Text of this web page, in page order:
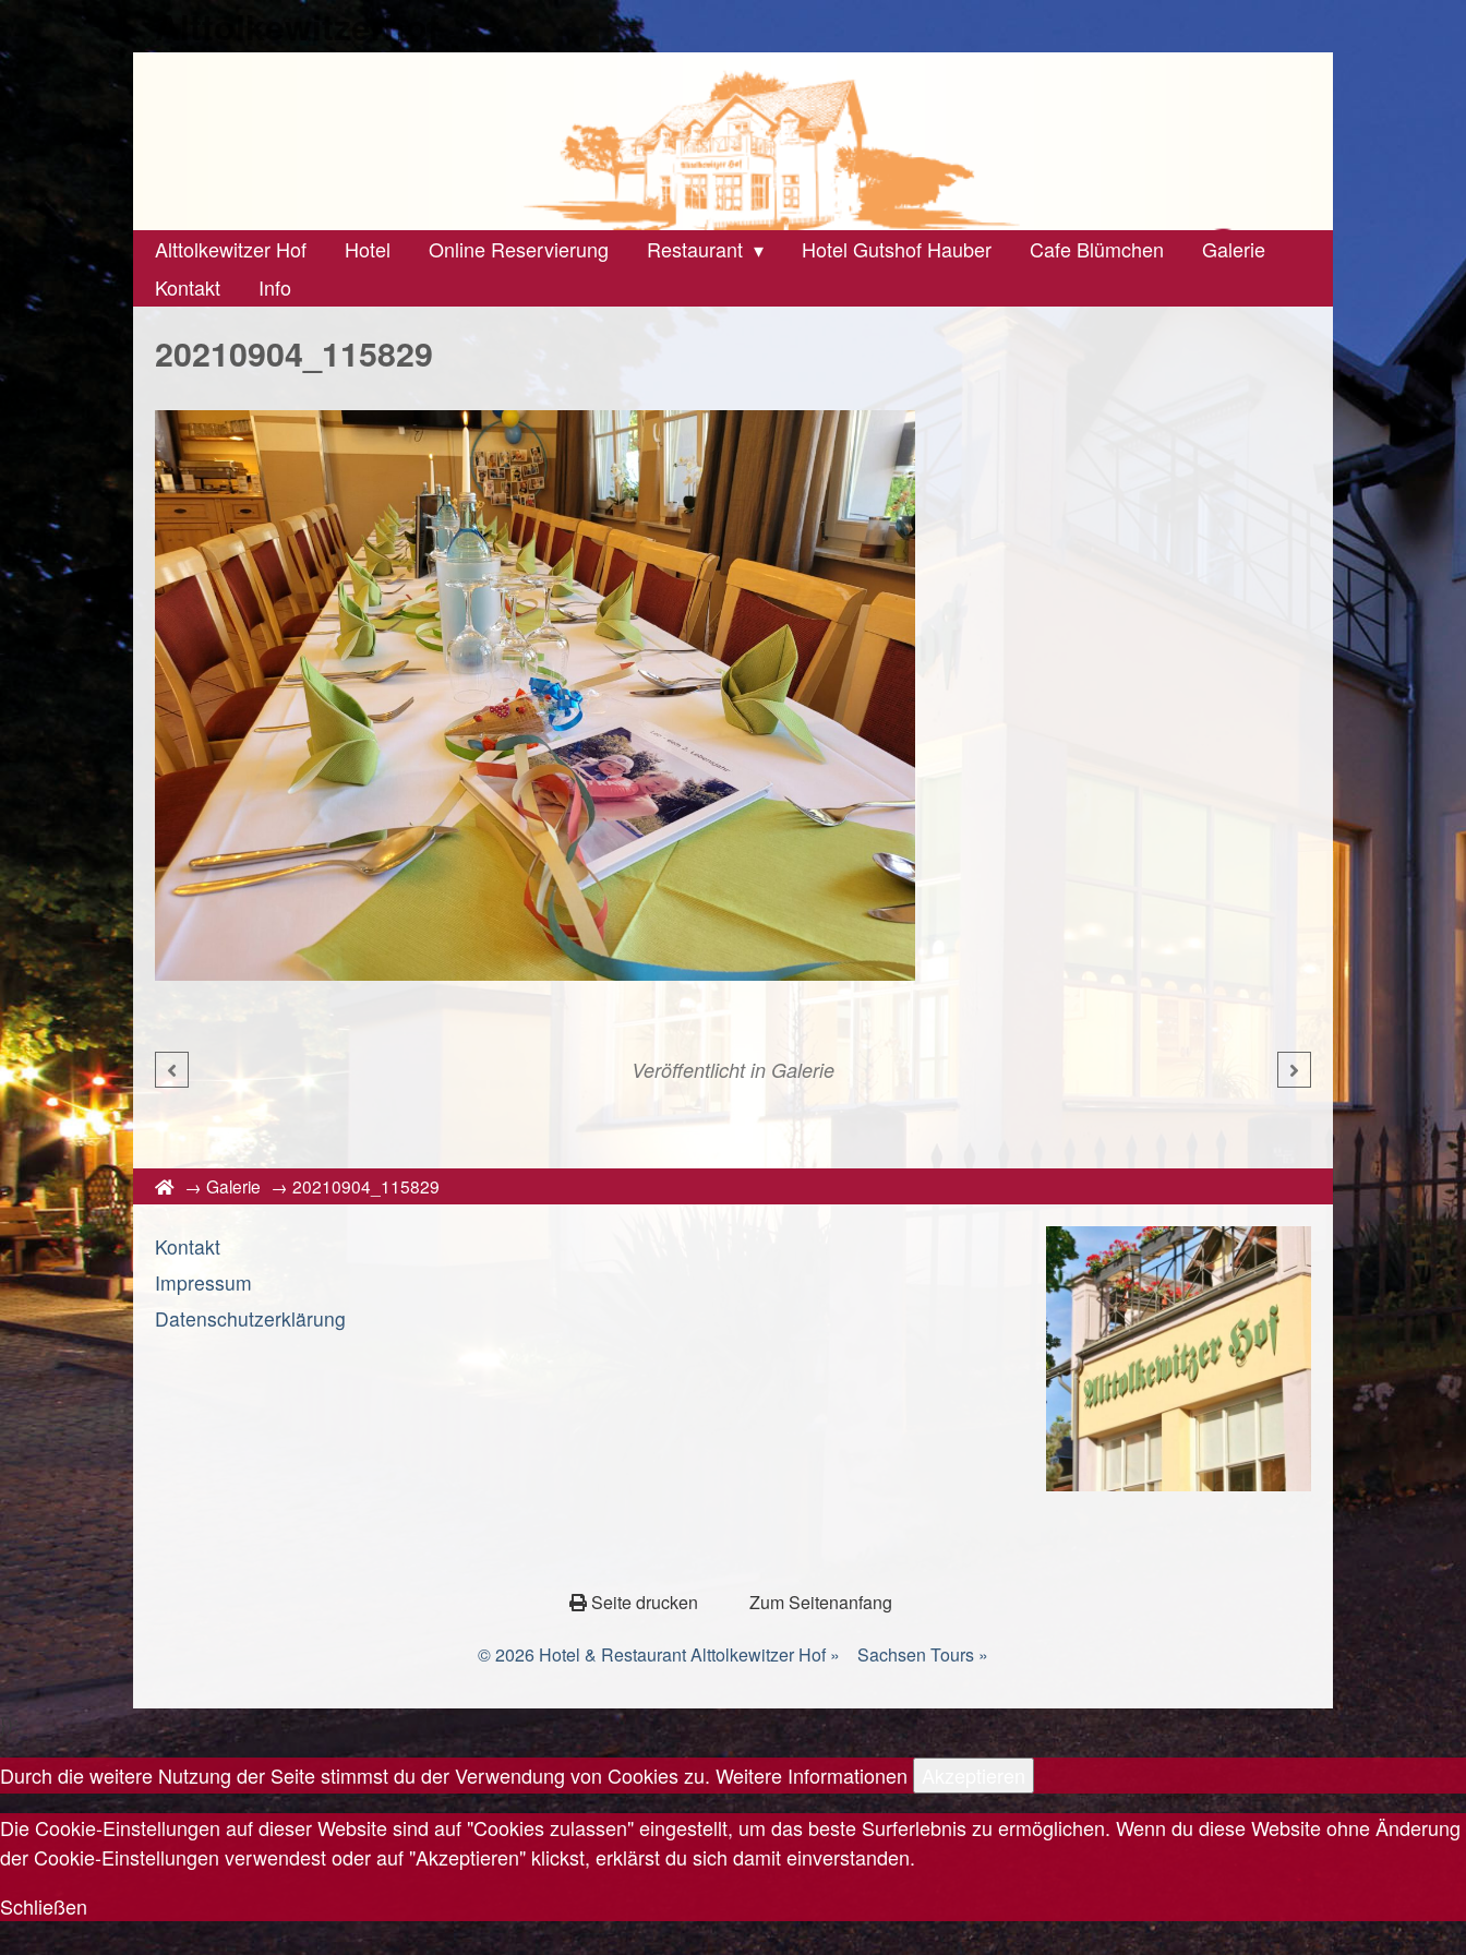
Alttolkewitzerhof
Alttolkewitzer Hof Hotel Online Reservierung Restaurant Hotel Gutshof Hauber Cafe Blümchen
Galerie
Kontakt
Info
20210904_115829
Veröffentlicht in Galerie
→ Galerie → 20210904_115829
Kontakt
Impressum
Datenschutzerklärung
Seite drucken Zum Seitenanfang
© 2026 Hotel & Restaurant Alttolkewitzer Hof » Sachsen Tours »
});
Durch die weitere Nutzung der Seite stimmst du der Verwendung von Cookies zu. Weitere Informationen
Die Cookie-Einstellungen auf dieser Website sind auf "Cookies zulassen" eingestellt, um das beste Surferlebnis zu ermöglichen. Wenn du diese Website ohne Änderung
der Cookie-Einstellungen verwendest oder auf "Akzeptieren" klickst, erklärst du sich damit einverstanden.
Schließen